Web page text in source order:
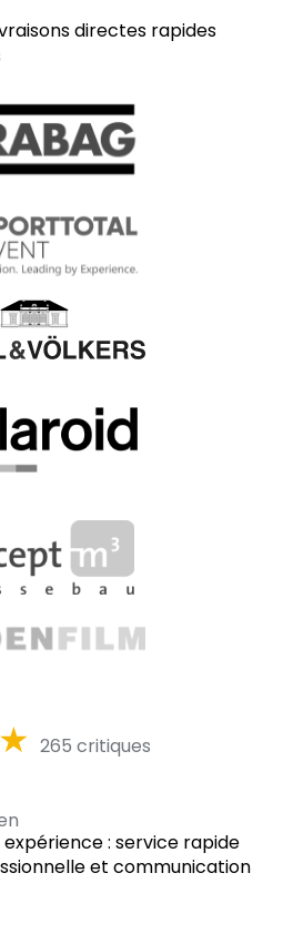
directes rapides
265 critiques
expérience : service rapide
et communication